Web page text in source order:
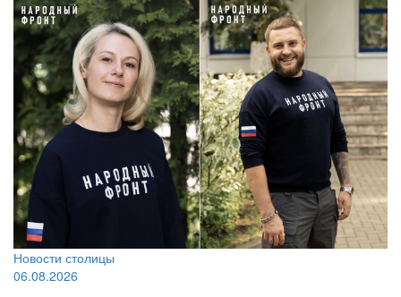
Новости столицы
06.08.2026